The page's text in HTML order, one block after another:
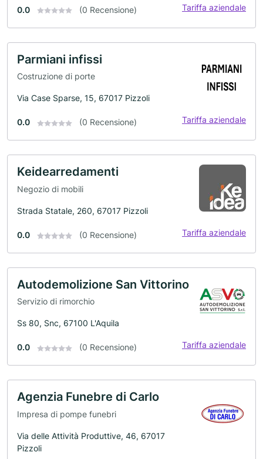
0.0 (0 Recensione) Tariffa aziendale
Parmiani infissi
Costruzione di porte
Via Case Sparse, 15, 67017 Pizzoli
0.0 (0 Recensione) Tariffa aziendale
Keidearredamenti
Negozio di mobili
Strada Statale, 260, 67017 Pizzoli
0.0 (0 Recensione) Tariffa aziendale
Autodemolizione San Vittorino
Servizio di rimorchio
Ss 80, Snc, 67100 L'Aquila
0.0 (0 Recensione) Tariffa aziendale
Agenzia Funebre di Carlo
Impresa di pompe funebri
Via delle Attività Produttive, 46, 67017
Pizzoli